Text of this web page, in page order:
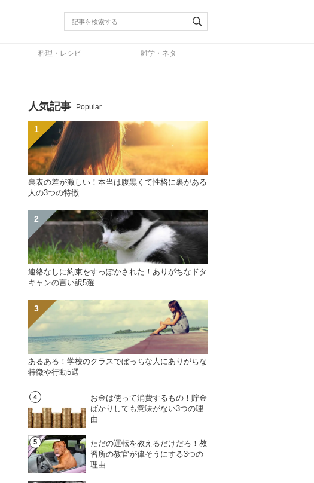
料理・レシピ 雑学・ネタ
人気記事 Popular
裏表の差が激しい！本当は腹黒くて性格に裏がある
人の3つの特徴
連絡なしに約束をすっぽかされた！ありがちなドタ
キャンの言い訳5選
あるある！学校のクラスでぼっちな人にありがちな
特徴や行動5選
お金は使って消費するもの！貯金
ばかりしても意味がない3つの理
由
ただの運転を教えるだけだろ！教
習所の教官が偉そうにする3つの
理由